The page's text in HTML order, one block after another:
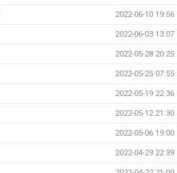
2022-06-10 19:56
2022-06-03 13:07
2022-05-28 20:25
2022-05-25 07:55
2022-05-19 22:36
2022-05-12 21:30
2022-05-06 19:00
2022-04-29 22:39